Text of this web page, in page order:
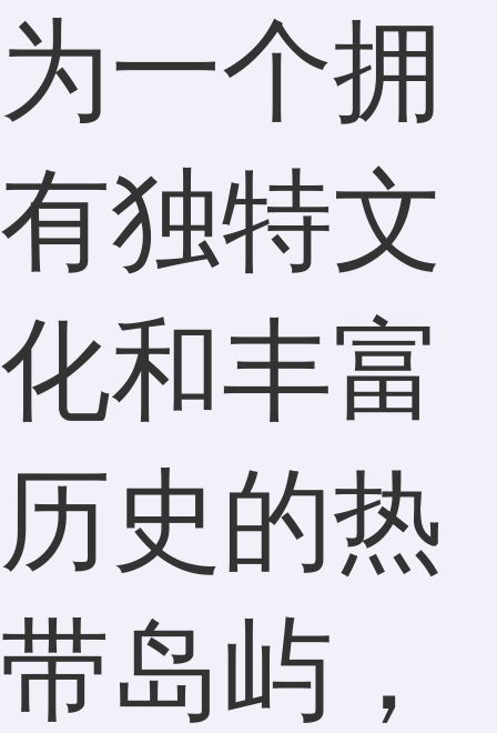
为一个拥
有独特文
化和丰富
历史的热
带岛屿，